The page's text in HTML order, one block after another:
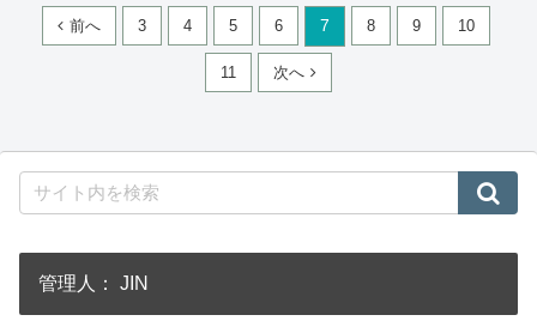
前へ 3 4 5 6 7 8 9 10
11 次へ
管理人： JIN